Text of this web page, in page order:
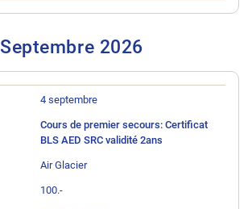
Septembre 2026
Prix LieuDétails
4 septembre
Cours de premier secours: Certificat
BLS AED SRC validité 2ans
Air Glacier
100.-